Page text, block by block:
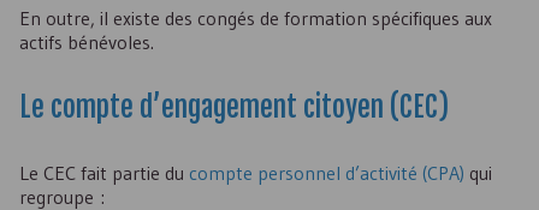
En outre, il existe des congés de formation spécifiques aux
actifs bénévoles.
Le compte d’engagement citoyen (CEC)
Le CEC fait partie du compte personnel d’activité (CPA) qui
regroupe :